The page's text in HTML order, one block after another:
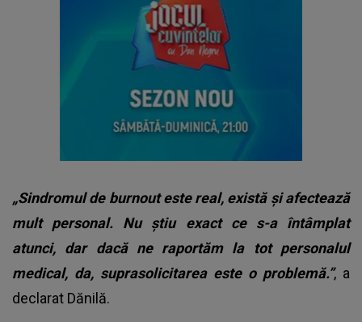
„Sindromul de burnout este real, există și afectează
mult personal. Nu știu exact ce s-a întâmplat
atunci, dar dacă ne raportăm la tot personalul
medical, da, suprasolicitarea este o problemă.”, a
declarat Dănilă.